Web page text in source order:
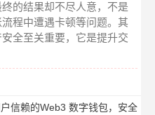
的结果却不尽人意，不是
程中遭遇卡顿等问题。其
全至关重要，它是提升交
信赖的Web3 数字钱包，安全